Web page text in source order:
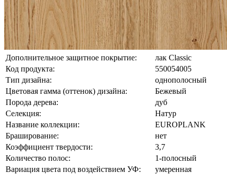
Дополнительное защитное покрытие:
лак Classic
Код продукта:
550054005
Тип дизайна:
однополосный
Цветовая гамма (оттенок) дизайна:
Бежевый
Порода дерева:
дуб
Селекция:
Натур
Название коллекции:
EUROPLANK
Браширование:
нет
Коэффициент твердости:
3,7
Количество полос:
1-полосный
Вариация цвета под воздействием УФ:
умеренная